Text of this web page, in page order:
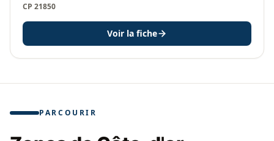
CP 21850
Voir la fiche
PARCOURIR